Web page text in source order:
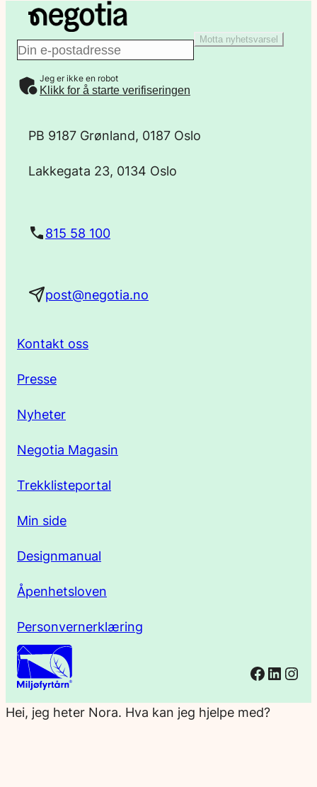
E
-
Motta nyhetsvarsel
Jeg er ikke en robot
Klikk for å starte verifiseringen
PB 9187 Grønland, 0187 Oslo
Lakkegata 23, 0134 Oslo
815 58 100
post@negotia.no
Kontakt oss
Presse
Nyheter
Negotia Magasin
Trekklisteportal
Min side
Designmanual
Åpenhetsloven
Personvernerklæring
Hei, jeg heter Nora. Hva kan jeg hjelpe med?